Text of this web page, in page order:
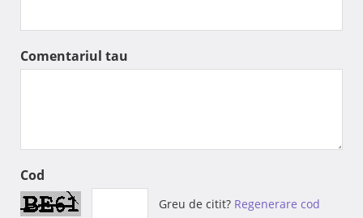
Comentariul tau
Cod
Greu de citit? Regenerare cod